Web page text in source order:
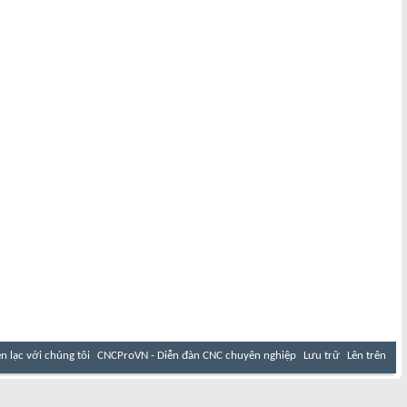
lạc với chúng tôi CNCProVN - Diễn đàn CNC chuyên nghiệp Lưu trữ Lên trên